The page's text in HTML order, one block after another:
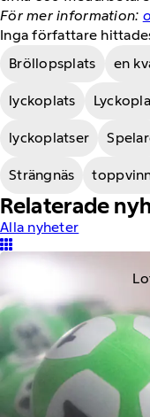
För mer information:
Inga författare
Bröllopsplats
en
lyckoplats
lyckoplatser
Strängnäs
Relaterade
Alla nyheter